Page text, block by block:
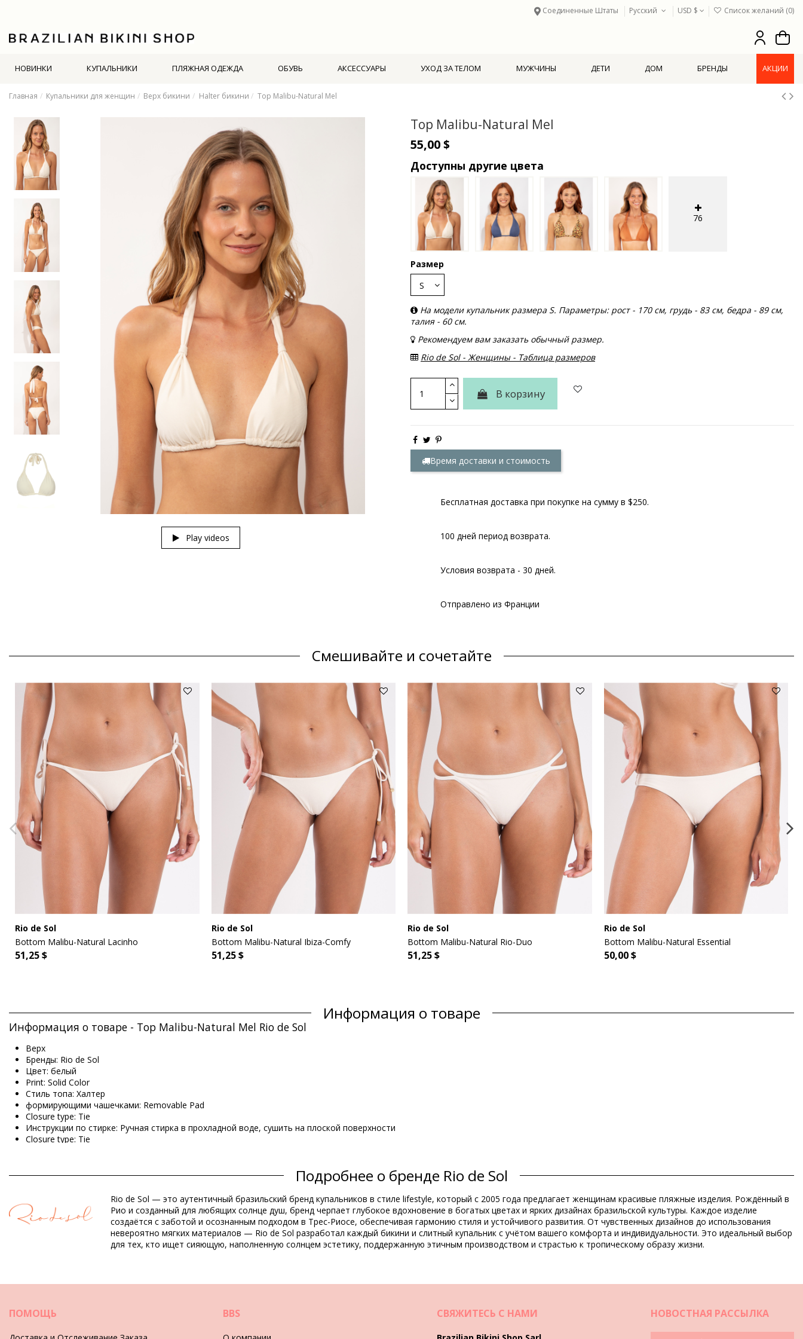
Соединенные Штаты Русский USD $ Список желаний (0)
НОВИНКИ КУПАЛЬНИКИ ПЛЯЖНАЯ ОДЕЖДА ОБУВЬ АКСЕССУАРЫ УХОД ЗА ТЕЛОМ МУЖЧИНЫ ДЕТИ ДОМ БРЕНДЫ АКЦИИ
Главная Купальники для женщин Верх бикини Halter бикини Top Malibu-Natural Mel
Play videos
Top Malibu-Natural Mel
55,00 $
Доступны другие цвета
76
Размер
На модели купальник размера S. Параметры: рост - 170 см, грудь - 83 см, бедра - 89 см,
талия - 60 см.
Рекомендуем вам заказать обычный размер.
Rio de Sol - Женщины - Таблица размеров
В корзину
Время доставки и стоимость
Бесплатная доставка при покупке на сумму в $250.
100 дней период возврата.
Условия возврата - 30 дней.
Отправлено из Франции
Смешивайте и сочетайте
Rio de Sol
Bottom Malibu-Natural Lacinho
51,25 $
Rio de Sol
Bottom Malibu-Natural Ibiza-Comfy
51,25 $
Rio de Sol
Bottom Malibu-Natural Rio-Duo
51,25 $
Rio de Sol
Bottom Malibu-Natural Essential
50,00 $
Информация о товаре
Информация о товаре - Top Malibu-Natural Mel Rio de Sol
Верх
Бренды: Rio de Sol
Цвет: белый
Print: Solid Color
Стиль топа: Халтер
формирующими чашечками: Removable Pad
Closure type: Tie
Инструкции по стирке: Ручная стирка в прохладной воде, сушить на плоской поверхности
Closure type: Tie
Состав
Состав: 84% Polyamide, 16% Elastane - OEKO-TEX - Chlorine Resistant
Подкладка: 84% Polyamide, 16% Elastane - Oeko-Tex
UV Protection: UPF 50+
Информация о товаре
HS CODE: 6112.41.0010
EAN: S (7899810439369), M (7899810439376), L (7899810439543), XL (7899810439550), XXL (7899810465412)
Вес: 55g / 0.12lb / 1.94oz
Подробнее о бренде Rio de Sol
Rio de Sol — это аутентичный бразильский бренд купальников в стиле lifestyle, который с 2005 года предлагает женщинам красивые пляжные изделия. Рождённый в
Рио и созданный для любящих солнце душ, бренд черпает глубокое вдохновение в богатых цветах и ярких дизайнах бразильской культуры. Каждое изделие
создаётся с заботой и осознанным подходом в Трес-Риосе, обеспечивая гармонию стиля и устойчивого развития. От чувственных дизайнов до использования
невероятно мягких материалов — Rio de Sol разработал каждый бикини и слитный купальник с учётом вашего комфорта и индивидуальности. Это идеальный выбор
для тех, кто ищет сияющую, наполненную солнцем эстетику, поддержанную этичным производством и страстью к тропическому образу жизни.
ПОМОЩЬ BBS СВЯЖИТЕСЬ С НАМИ НОВОСТНАЯ РАССЫЛКА